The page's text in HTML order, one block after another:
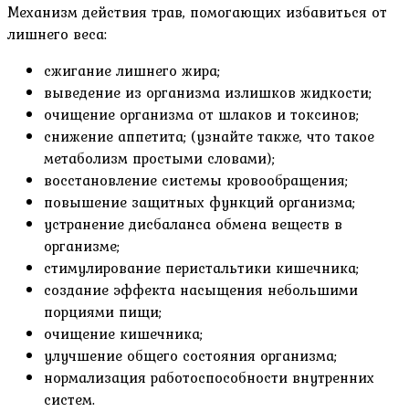
Механизм действия трав, помогающих избавиться от
лишнего веса:
сжигание лишнего жира;
выведение из организма излишков жидкости;
очищение организма от шлаков и токсинов;
снижение аппетита; (узнайте также, что такое
метаболизм простыми словами);
восстановление системы кровообращения;
повышение защитных функций организма;
устранение дисбаланса обмена веществ в
организме;
стимулирование перистальтики кишечника;
создание эффекта насыщения небольшими
порциями пищи;
очищение кишечника;
улучшение общего состояния организма;
нормализация работоспособности внутренних
систем.